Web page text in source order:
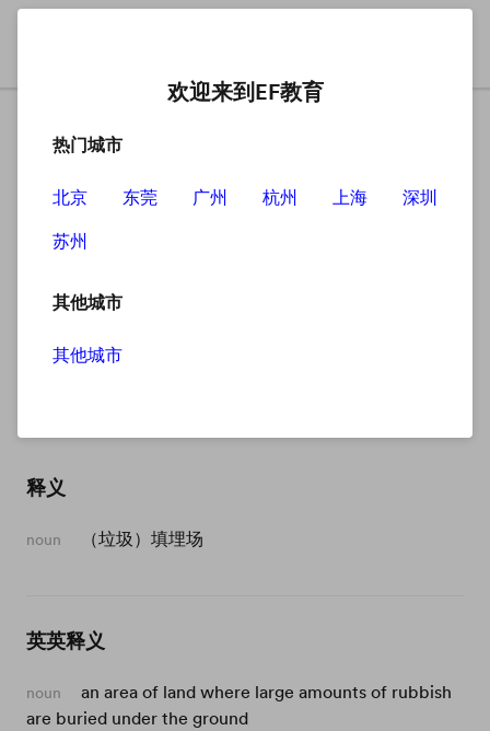
landfill
释义
noun （垃圾）填埋场
英英释义
noun
an area of land where large amounts of rubbish
are buried under the ground
欢迎来到EF教育
热门城市
北京 东莞 广州 杭州 上海
深圳
苏州
其他城市
其他城市